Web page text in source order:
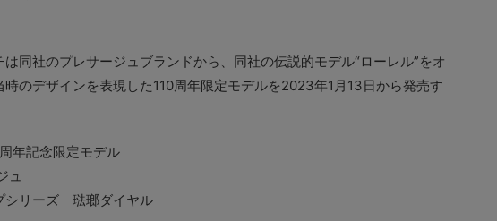
同社のプレサージュブランドから、同社の伝説的モデル“ローレル”をオ
時のデザインを表現した110周年限定モデルを2023年1月13日から発売す
年記念限定モデル
ュ
シリーズ 琺瑯ダイヤル